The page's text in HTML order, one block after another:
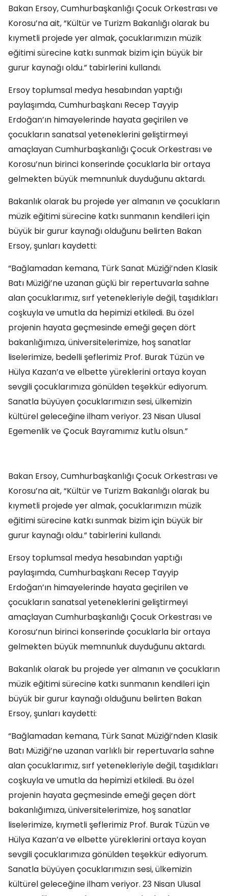
Bakan Ersoy, Cumhurbaşkanlığı Çocuk Orkestrası ve
Korosu’na ait, “Kültür ve Turizm Bakanlığı olarak bu
kıymetli projede yer almak, çocuklarımızın müzik
eğitimi sürecine katkı sunmak bizim için büyük bir
gurur kaynağı oldu.” tabirlerini kullandı.
Ersoy toplumsal medya hesabından yaptığı
paylaşımda, Cumhurbaşkanı Recep Tayyip
Erdoğan’ın himayelerinde hayata geçirilen ve
çocukların sanatsal yeteneklerini geliştirmeyi
amaçlayan Cumhurbaşkanlığı Çocuk Orkestrası ve
Korosu’nun birinci konserinde çocuklarla bir ortaya
gelmekten büyük memnunluk duyduğunu aktardı.
Bakanlık olarak bu projede yer almanın ve çocukların
müzik eğitimi sürecine katkı sunmanın kendileri için
büyük bir gurur kaynağı olduğunu belirten Bakan
Ersoy, şunları kaydetti:
“Bağlamadan kemana, Türk Sanat Müziği’nden Klasik
Batı Müziği’ne uzanan güçlü bir repertuvarla sahne
alan çocuklarımız, sırf yetenekleriyle değil, taşıdıkları
coşkuyla ve umutla da hepimizi etkiledi. Bu özel
projenin hayata geçmesinde emeği geçen dört
bakanlığımıza, üniversitelerimize, hoş sanatlar
liselerimize, bedelli şeflerimiz Prof. Burak Tüzün ve
Hülya Kazan’a ve elbette yüreklerini ortaya koyan
sevgili çocuklarımıza gönülden teşekkür ediyorum.
Sanatla büyüyen çocuklarımızın sesi, ülkemizin
kültürel geleceğine ilham veriyor. 23 Nisan Ulusal
Egemenlik ve Çocuk Bayramımız kutlu olsun.”
Bakan Ersoy, Cumhurbaşkanlığı Çocuk Orkestrası ve
Korosu’na ait, “Kültür ve Turizm Bakanlığı olarak bu
kıymetli projede yer almak, çocuklarımızın müzik
eğitimi sürecine katkı sunmak bizim için büyük bir
gurur kaynağı oldu.” tabirlerini kullandı.
Ersoy toplumsal medya hesabından yaptığı
paylaşımda, Cumhurbaşkanı Recep Tayyip
Erdoğan’ın himayelerinde hayata geçirilen ve
çocukların sanatsal yeteneklerini geliştirmeyi
amaçlayan Cumhurbaşkanlığı Çocuk Orkestrası ve
Korosu’nun birinci konserinde çocuklarla bir ortaya
gelmekten büyük memnunluk duyduğunu aktardı.
Bakanlık olarak bu projede yer almanın ve çocukların
müzik eğitimi sürecine katkı sunmanın kendileri için
büyük bir gurur kaynağı olduğunu belirten Bakan
Ersoy, şunları kaydetti:
“Bağlamadan kemana, Türk Sanat Müziği’nden Klasik
Batı Müziği’ne uzanan varlıklı bir repertuvarla sahne
alan çocuklarımız, sırf yetenekleriyle değil, taşıdıkları
coşkuyla ve umutla da hepimizi etkiledi. Bu özel
projenin hayata geçmesinde emeği geçen dört
bakanlığımıza, üniversitelerimize, hoş sanatlar
liselerimize, kıymetli şeflerimiz Prof. Burak Tüzün ve
Hülya Kazan’a ve elbette yüreklerini ortaya koyan
sevgili çocuklarımıza gönülden teşekkür ediyorum.
Sanatla büyüyen çocuklarımızın sesi, ülkemizin
kültürel geleceğine ilham veriyor. 23 Nisan Ulusal